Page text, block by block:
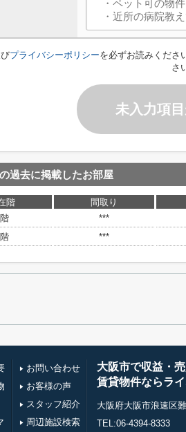
プライバシーポリシーを必ずお読みくださ
さ
未入力項
の過去に掲載したお部屋
階 間取り
***
***
お問い合わせ
お客様の声
スタッフ紹介
周辺施設検索
大阪市で収益・
賃貸物件ならラ
大阪府大阪市浪速区
TEL:06-4394-8333